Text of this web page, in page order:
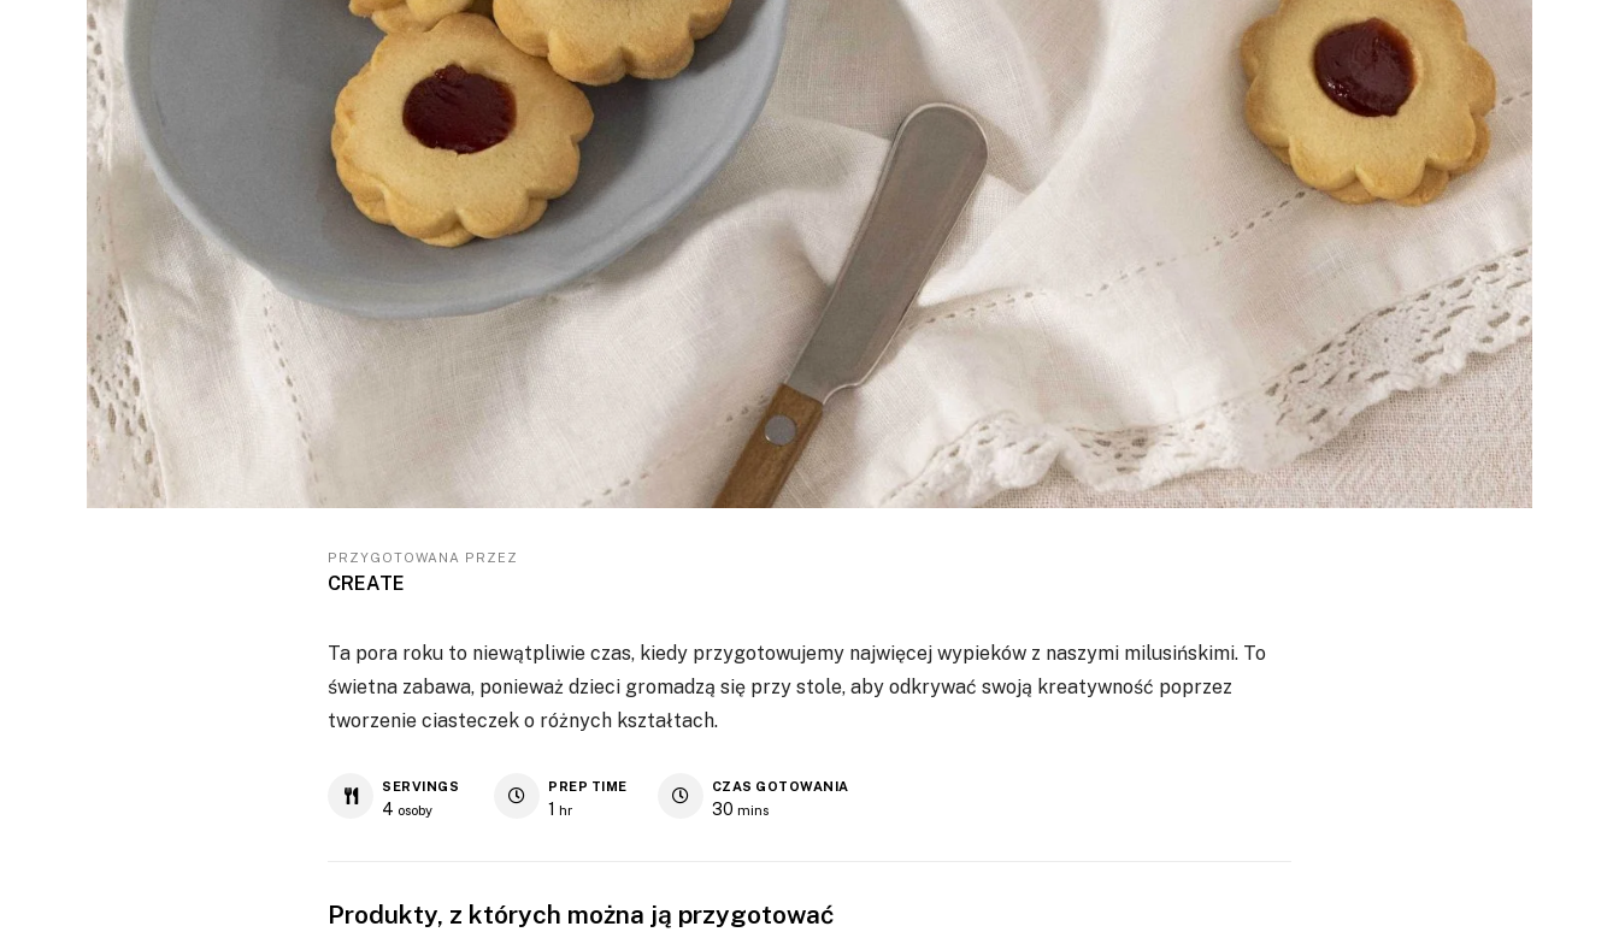
PRZYGOTOWANA PRZEZ
CREATE
Ta pora roku to niewątpliwie czas, kiedy przygotowujemy najwięcej wypieków z naszymi milusińskimi. To
świetna zabawa, ponieważ dzieci gromadzą się przy stole, aby odkrywać swoją kreatywność poprzez
tworzenie ciasteczek o różnych kształtach.
SERVINGS
4 osoby
PREP TIME
1 hr
CZAS GOTOWANIA
30 mins
Produkty, z których można ją przygotować